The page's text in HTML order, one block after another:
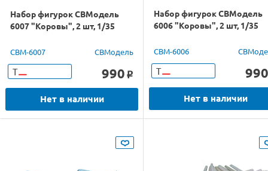
Набор фигурок СВМодель
6007 "Коровы", 2 шт, 1/35
CBM-6007 СВМодель
Т 990 o
Нет в наличии
Набор фигурок СВМодель
6006 "Коровы", 2 шт, 1/35
CBM-6006
Т 990
Нет в наличии